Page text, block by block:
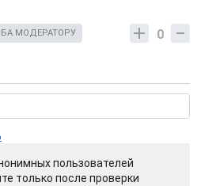
0
МОДЕРАТОРУ
пользователей
только после проверки